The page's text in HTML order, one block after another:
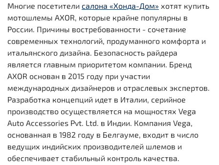
Многие посетители салона «Хонда-Дом» хотят купить
мотошлемы AXOR, которые крайне популярны в
России. Причины востребованности - сочетание
современных технологий, продуманного комфорта и
итальянского дизайна. Безопасность райдера
является главным приоритетом компании. Бренд
AXOR основан в 2015 году при участии
международных дизайнеров и отраслевых экспертов.
Разработка концепций идет в Италии, серийное
производство осуществляется на мощностях Vega
Auto Accessories Pvt. Ltd. в Индии. Компания Vega,
основанная в 1982 году в Белгауме, входит в число
ведущих индийских производителей шлемов и
обеспечивает стабильный контроль качества.